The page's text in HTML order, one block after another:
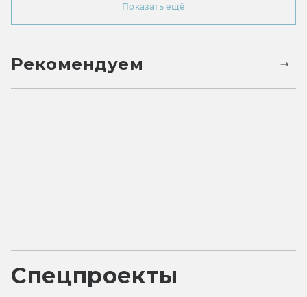
Показать ещё
Рекомендуем
Спецпроекты